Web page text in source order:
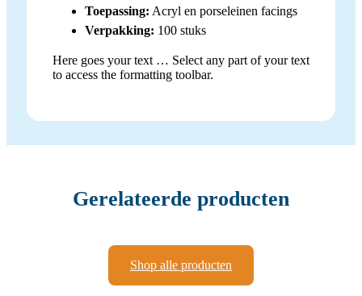
Toepassing: Acryl en porseleinen facings
Verpakking: 100 stuks
Here goes your text … Select any part of your text
to access the formatting toolbar.
Gerelateerde producten
Shop alle producten